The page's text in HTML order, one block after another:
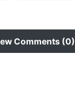
Comments (0)